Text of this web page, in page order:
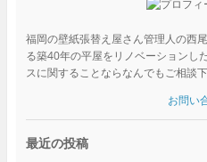
福岡の壁紙張替え屋さん管理人の西
る築40年の平屋をリノベーションし
スに関することならなんでもご相談下
お問い
最近の投稿